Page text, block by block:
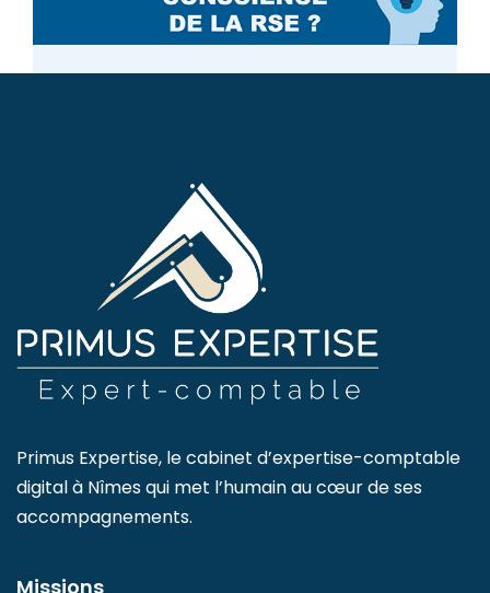
Primus Expertise, le cabinet d’expertise-comptable
digital à Nîmes qui met l’humain au cœur de ses
accompagnements.
Missions